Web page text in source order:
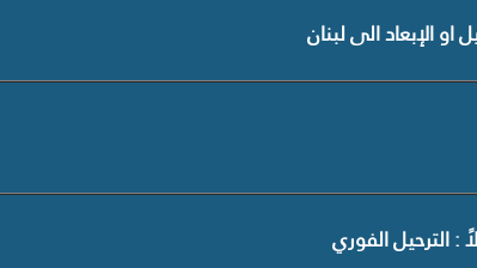
او الإبعادالى لبنان
: الترحيل الفوري